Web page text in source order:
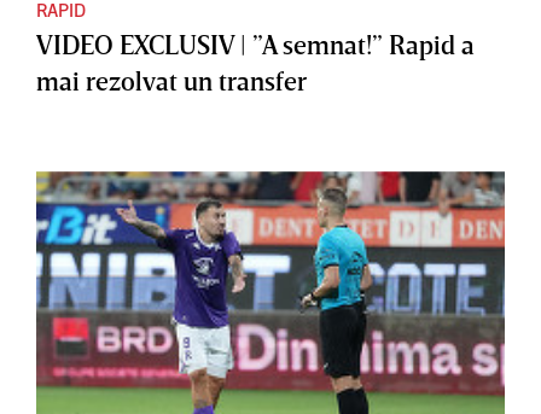
RAPID
VIDEO EXCLUSIV | ”A semnat!” Rapid a
mai rezolvat un transfer